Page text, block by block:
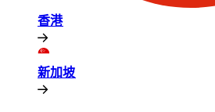
香港​​
新加坡​​